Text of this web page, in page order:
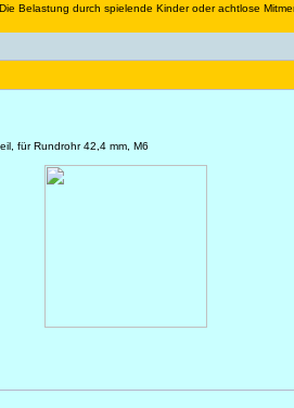
Belastung durch spielende Kinder oder achtlose
für Rundrohr 42,4 mm, M6